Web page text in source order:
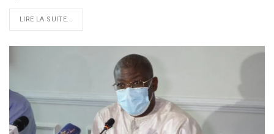
LIRE LA SUITE...